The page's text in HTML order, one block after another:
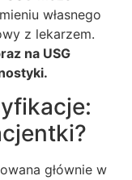
własnego
z lekarzem.
na USG
głównie w